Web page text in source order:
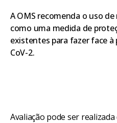
A OMS recomenda o uso
como uma medida de
existentes para fazer face à
CoV-2.
Avaliação pode ser